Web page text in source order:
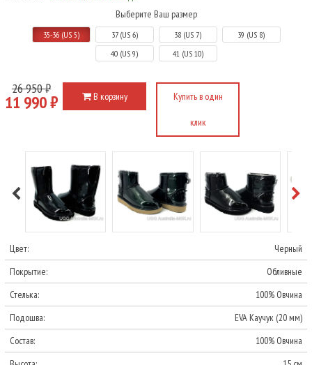
Выберите Ваш размер
35-36 (US 5) 37 (US 6) 38 (US 7)
39 (US 8)
40 (US 9)
41 (US 10)
26 950 ₽
11 990 ₽ В корзину Купить в один
клик
Цвет:
Черный
Покрытие:
Обливные
Стелька:
100% Овчина
Подошва:
EVA Каучук (20 мм)
Состав:
100% Овчина